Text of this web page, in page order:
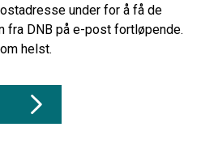
under for å få de
fra DNB på e-post fortløpende.
helst.